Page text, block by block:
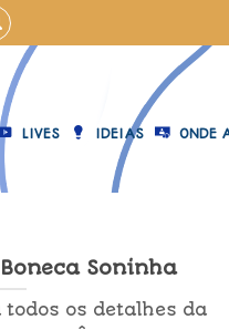
LIVES IDEIAS ONDE
Soninha
todos os detalhes da